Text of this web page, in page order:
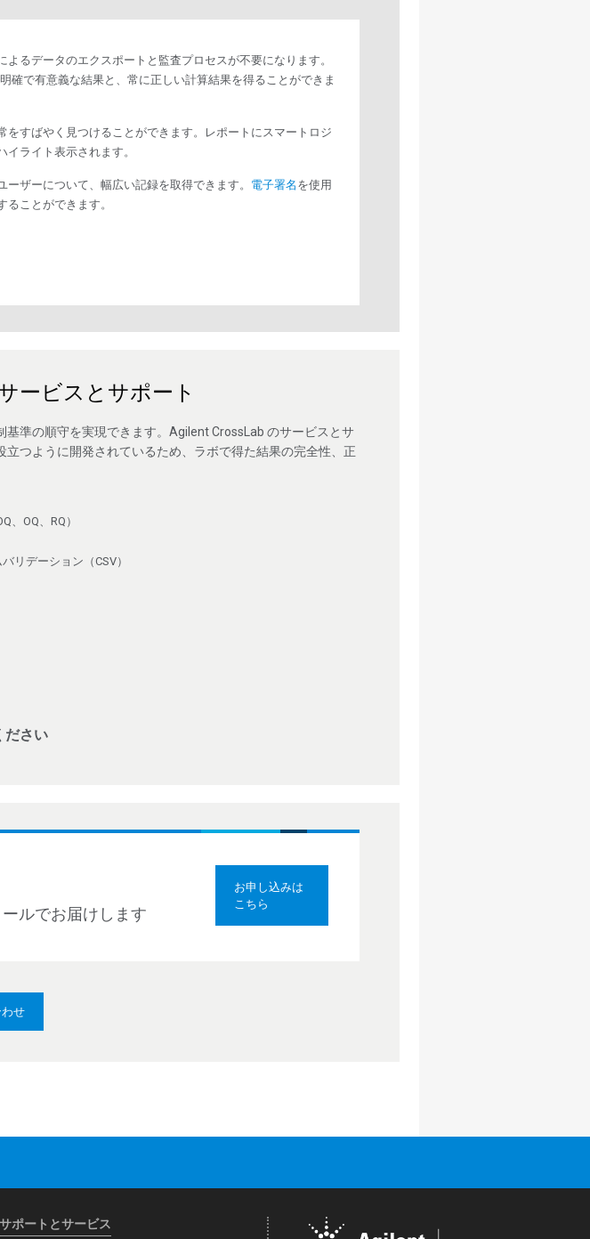
るデータのエクスポートと監査プロセスが不要になります。
確で有意義な結果と、常に正しい計算結果を得ることができま
をすばやく見つけることができます。レポートにスマートロジ
ライト表示されます。
ザーについて、幅広い記録を取得できます。 電子署名 を使用
ことができます。
ービスとサポート
準の順守を実現できます。Agilent CrossLab のサービスとサ
つように開発されているため、ラボで得た結果の完全性、正
、OQ、RQ）
リデーション（CSV）
ださい
ルでお届けします
お申し込みは
こちら
せ
サポートとサービス